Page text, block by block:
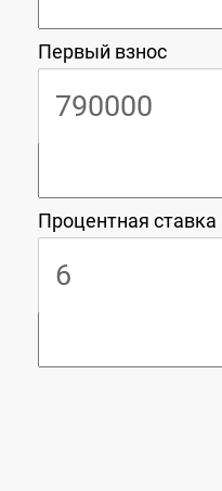
Первый взнос
Процентная ставка